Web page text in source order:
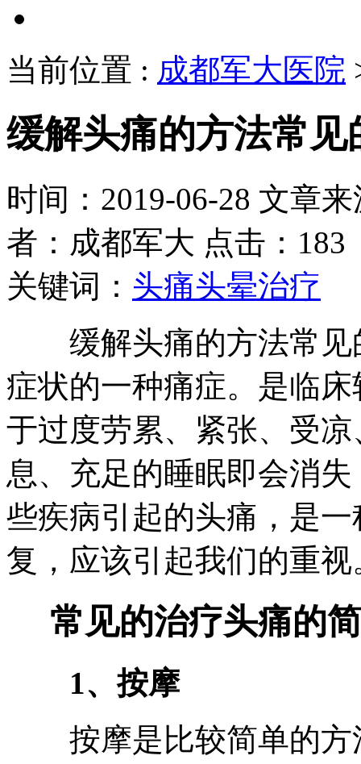
当前位置 : 成都军大医院
缓解头痛的方法常见
时间：2019-06-28 文章
者：成都军大 点击：183
关键词： 头痛头晕治疗
缓解头痛的方法常见
症状的一种痛症。是临
于过度劳累、紧张、受
息、充足的睡眠即会消
些疾病引起的头痛，是
复，应该引起我们的重视
常见的治疗头痛的
1、按摩
按摩是比较简单的方